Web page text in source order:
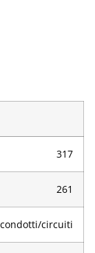
317
261
circuiti